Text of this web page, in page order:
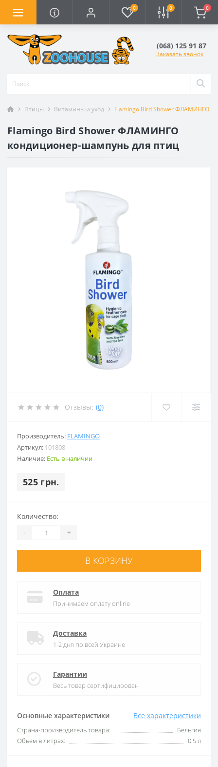
0 0 0
(068) 125 91 87
Заказать звонок
Птицы Витамины и уход Flamingo Bird Shower ФЛАМИНГО
Flamingo Bird Shower ФЛАМИНГО
кондиционер-шампунь для птиц
Отзывы: (0)
Производитель: FLAMINGO
Артикул: 101808
Наличие: Есть в наличии
525 грн.
Основные характеристики Все характеристики
Страна-производитель товара:
Бельгия
Объем в литрах:
0.5 л
Количество:
- +
В КОРЗИНУ
Оплата
Принимаем оплату online
Доставка
1-2 дня по всей Украине
Гарантии
Весь товар сертифицирован